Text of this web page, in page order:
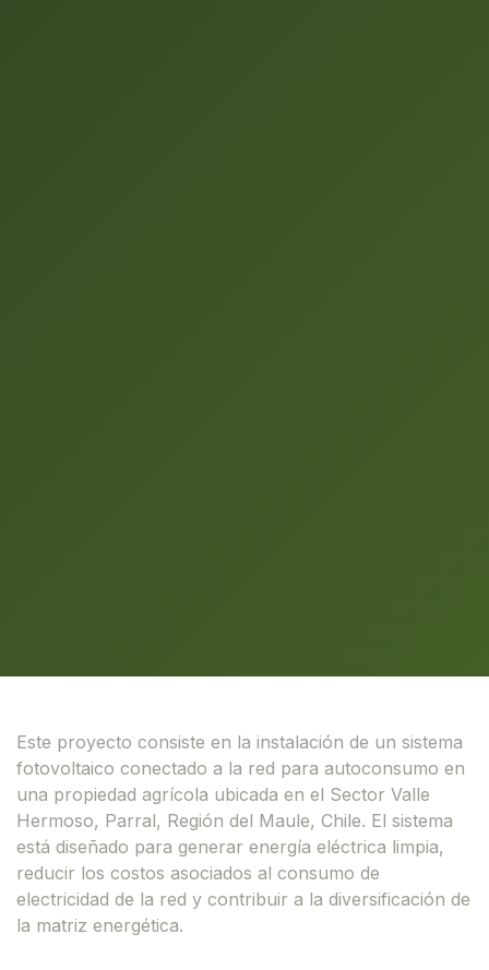
Este proyecto consiste en la instalación de un sistema
fotovoltaico conectado a la red para autoconsumo en
una propiedad agrícola ubicada en el Sector Valle
Hermoso, Parral, Región del Maule, Chile. El sistema
está diseñado para generar energía eléctrica limpia,
reducir los costos asociados al consumo de
electricidad de la red y contribuir a la diversificación de
la matriz energética.